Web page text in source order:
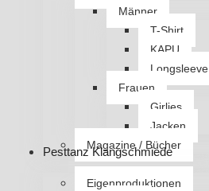
Männer
T-Shirt
KAPU
Longsleeve
Frauen
Girlies
Jacken
Magazine / Bücher
Pesttanz Klangschmiede
Eigenproduktionen